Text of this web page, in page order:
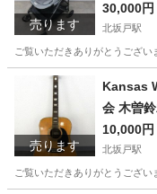
売ります
30,000円
北坂戸駅
ご覧いただきありがとうござ
売ります
Kansas
会 木曽
10,000円
北坂戸駅
ご覧いただきありがとうござ